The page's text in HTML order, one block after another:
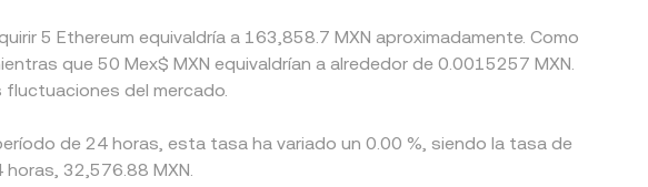
5 Ethereum equivaldría a 163,858.7 MXN aproximadamente. Como
que 50 Mex$ MXN equivaldrían a alrededor de 0.0015257 MXN.
fluctuaciones del mercado.
de 24 horas, esta tasa ha variado un 0.00 %, siendo la tasa de
32,576.88 MXN.